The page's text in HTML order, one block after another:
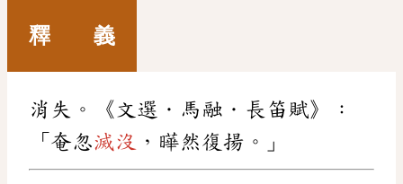
釋 義
消失。《文選．馬融．長笛賦》：
「奄忽滅沒 ，曄然復揚。」